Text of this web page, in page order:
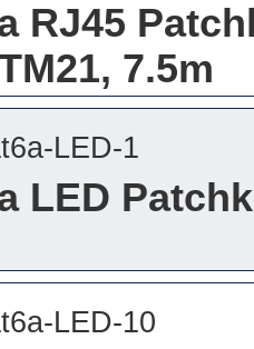
RJ45
7.5m
LED-1
LED
LED-10